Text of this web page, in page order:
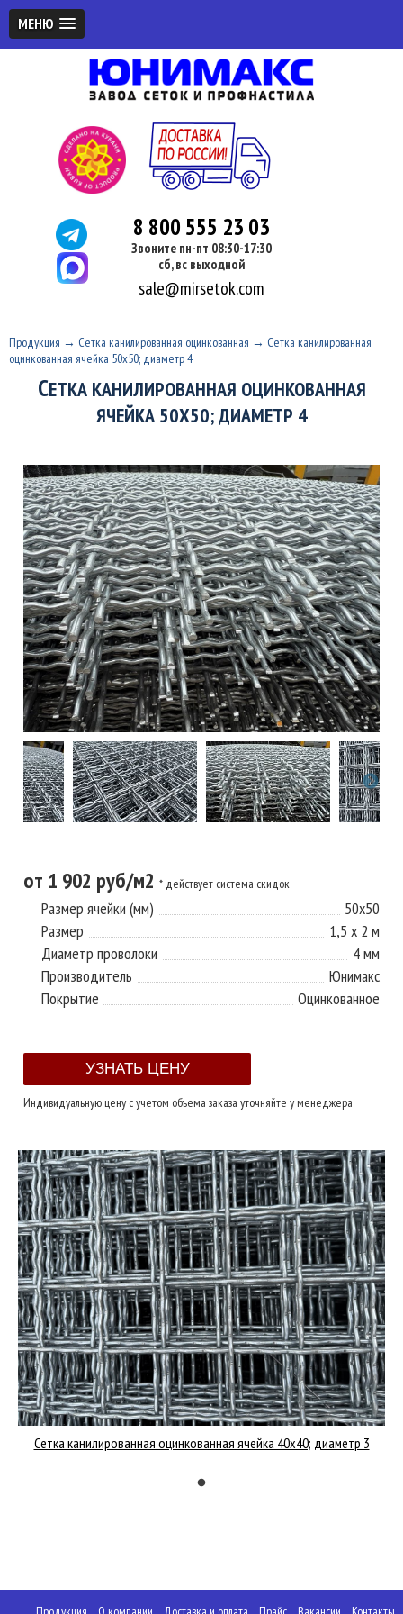
МЕНЮ
8 800 555 23 03
Звоните пн-пт 08:30-17:30
сб, вс выходной
sale@mirsetok.com
Продукция → Сетка канилированная оцинкованная → Сетка канилированная
оцинкованная ячейка 50х50; диаметр 4
СЕТКА КАНИЛИРОВАННАЯ ОЦИНКОВАННАЯ
ЯЧЕЙКА 50Х50; ДИАМЕТР 4
от 1 902 руб/м2 * действует система скидок
Размер ячейки (мм)
50х50
Размер
1,5 х 2 м
Диаметр проволоки
4 мм
Производитель
Юнимакс
Покрытие
Оцинкованное
Индивидуальную цену с учетом объема заказа уточняйте у менеджера
Сетка канилированная оцинкованная ячейка 40х40; диаметр 3